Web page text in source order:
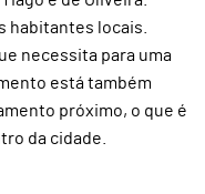
habitantes locais.
necessita para uma
está também
próximo, o que é
da cidade.